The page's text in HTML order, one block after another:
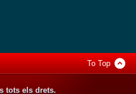
To Top
tots els drets.